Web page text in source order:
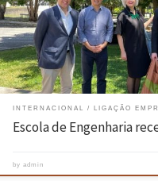
esquerda) receberam no dia 27 de maio
empreendedora, tecnologista e famosa
Lang (ao centro). Com o objetivo de
INTERNACIONAL LIGAÇÃO
Escola de Engenharia
byadmin